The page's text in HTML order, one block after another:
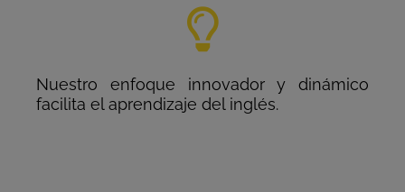
Nuestro enfoque innovador y dinámico
facilita el aprendizaje del inglés.